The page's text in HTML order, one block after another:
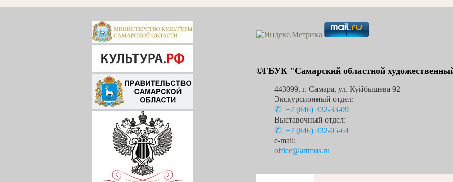
©ГБУК "Самарский областной
443099, г. Самара, ул. Куйбышева 92
Экскурсионный отдел:
+7 (846) 332-33-09
Выставочный отдел:
+7 (846) 332-05-64
e-mail:
office@artmus.ru